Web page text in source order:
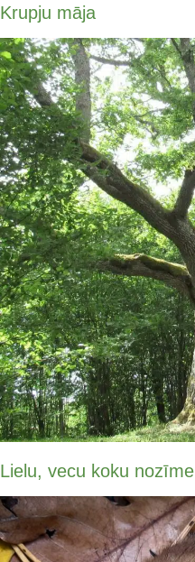
Krupju māja
Lielu, vecu koku nozīme